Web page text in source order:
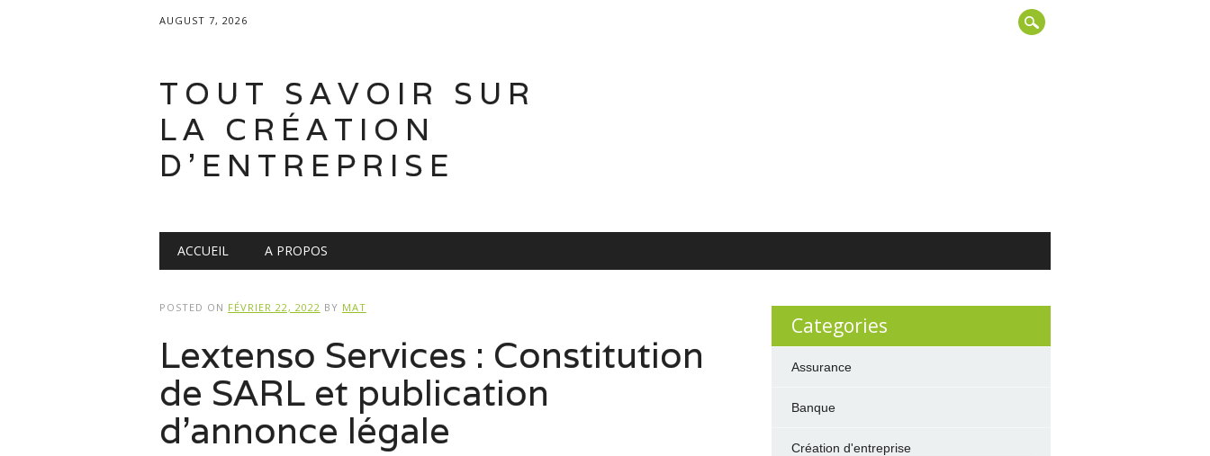
AUGUST 7, 2026
TOUT SAVOIR SUR
LA CRÉATION
D'ENTREPRISE
Main menu
ACCUEIL A PROPOS
POSTED ON FÉVRIER 22, 2022 BY MAT
Lextenso Services : Constitution
de SARL et publication
d’annonce légale
Categories
Assurance
Banque
Création d'entreprise